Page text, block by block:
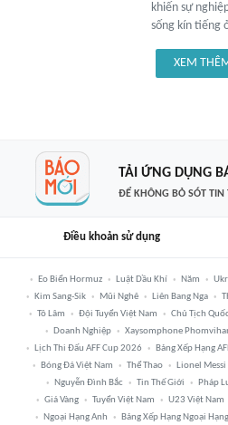
khiến sự
sống kín tiếng
XEM
TẢI ỨNG DỤNG
ĐỂ KHÔNG BỎ SÓT TIN
Điều khoản sử dụng
Eo Biển Hormuz Luật Dầu Khí Năm
Kim Sang-Sik
Mũi Nghê Liên Bang Nga
Tô Lâm
Đội Tuyển Việt Nam Chủ Tịch
Doanh Nghiệp
Xaysomphone
Lịch Thi Đấu AFF Cup 2026
Bảng Xếp Hạng
Bóng Đá Việt Nam
Thể Thao Lionel Messi
Nguyễn Đình Bắc
Tin Thế Giới Pháp
Giá Vàng
Tuyển Việt Nam U23 Việt Nam
Ngoại Hạng Anh
Bảng Xếp Hạng Ngoại